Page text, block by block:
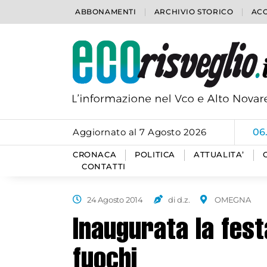
ABBONAMENTI ARCHIVIO STORICO
Aggiornato al 7 Agosto 2026
CRONACA POLITICA ATTUALITA’
CONTATTI
24 Agosto 2014 di d.z. OMEGNA
Inaugurata la